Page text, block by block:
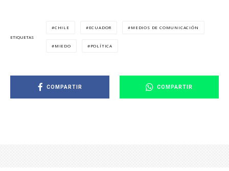
ETIQUETAS
CHILE ECUADOR MEDIOS DE COMUNICACIÓN
MIEDO POLÍTICA
COMPARTIR COMPARTIR